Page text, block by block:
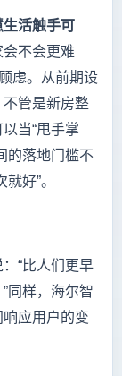
活触手可
不会更难
虑。从前期设
管是新房整
当“甩手掌
的落地门槛不
好”。
“比人们更早
同样，海尔智
应用户的变